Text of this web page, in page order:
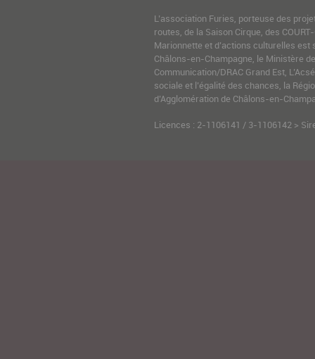
L’association Furies, porteuse des
routes, de la Saison Cirque, des
Marionnette et d’actions culturelles est
Châlons-en-Champagne, le Ministère
Communication/DRAC Grand Est,
sociale et l’égalité des chances, la
d’Agglomération de Châlons-en-
Licences : 2-1106141 / 3-1106142 >